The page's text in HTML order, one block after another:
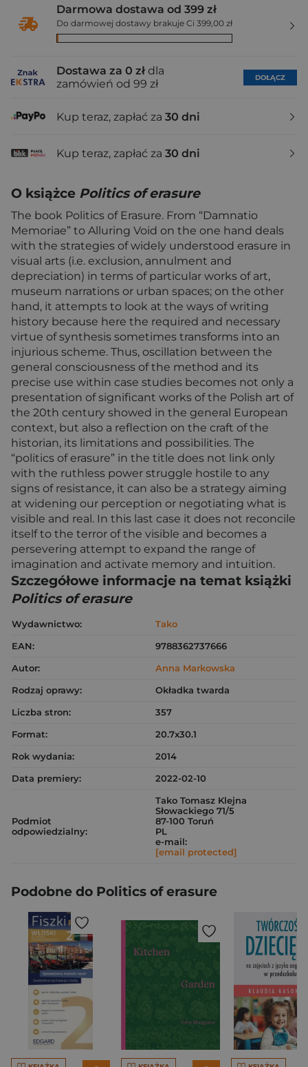
Darmowa dostawa od 399 zł
Do darmowej dostawy brakuje Ci 399,00 zł
Dostawa za 0 zł dla
zamówień od 99 zł
DOŁĄCZ
Kup teraz, zapłać za 30 dni
Kup teraz, zapłać za 30 dni
O książce Politics of erasure
The book Politics of Erasure. From “Damnatio
Memoriae” to Alluring Void on the one hand deals
with the strategies of widely understood erasure in
visual arts (i.e. exclusion, annulment and
depreciation) in terms of particular works of art,
museum narrations or urban spaces; on the other
hand, it attempts to look at the ways of writing
history because here the required and necessary
virtue of synthesis sometimes transforms into an
injurious scheme. Thus, oscillation between the
general consciousness of the method and its
precise use within case studies becomes not only a
presentation of significant works of the Polish art of
the 20th century showed in the general European
context, but also a reflection on the craft of the
historian, its limitations and possibilities. The
“politics of erasure” in the title does not link only
with the ruthless power struggle hostile to any
signs of resistance, it can also be a strategy aiming
at widening our perception or negotiating what is
visible and real. In this last case it does not reconcile
itself to the terror of the visible and becomes a
persevering attempt to expand the range of
imagination and activate memory and intuition.
Szczegółowe informacje na temat książki
Politics of erasure
Wydawnictwo:
Tako
EAN:
9788362737666
Autor:
Anna Markowska
Rodzaj oprawy:
Okładka twarda
Liczba stron:
357
Format:
20.7x30.1
Rok wydania:
2014
Data premiery:
2022-02-10
Podmiot
odpowiedzialny:
Tako Tomasz Klejna
Słowackiego 71/5
87-100 Toruń
PL
e-mail:
[email protected]
Podobne do Politics of erasure